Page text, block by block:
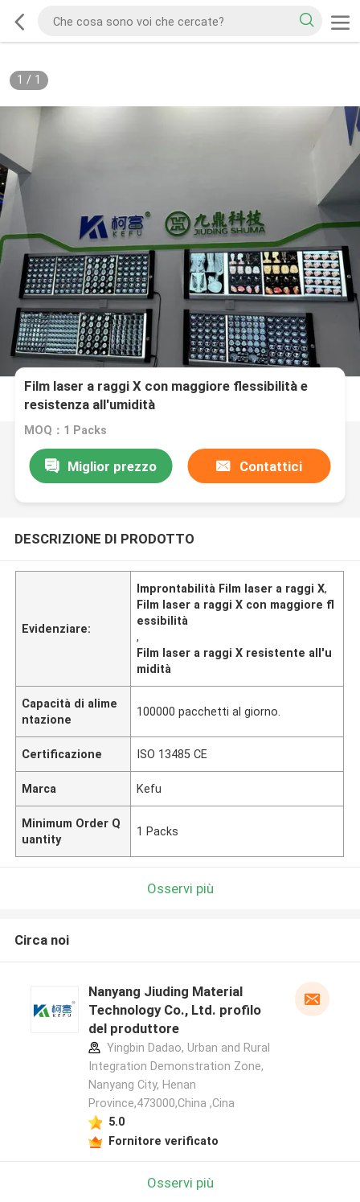
1 / 1
Film laser a raggi X con maggiore flessibilità e
resistenza all'umidità
MOQ：1 Packs
Miglior prezzo Contattici
DESCRIZIONE DI PRODOTTO
Evidenziare:
Improntabilità Film laser a raggi X,
Film laser a raggi X con maggiore fl
essibilità
,
Film laser a raggi X resistente all'u
midità
Capacità di alime
ntazione
100000 pacchetti al giorno.
Certificazione ISO 13485 CE
Marca Kefu
Minimum Order Q
uantity
1 Packs
Osservi più
Circa noi
Nanyang Jiuding Material
Technology Co., Ltd. profilo
del produttore
Yingbin Dadao, Urban and Rural
Integration Demonstration Zone,
Nanyang City, Henan
Province,473000,China ,Cina
5.0
Fornitore verificato
Osservi più